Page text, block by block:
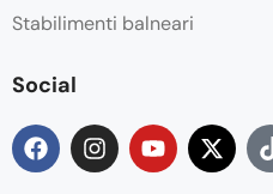
Stabilimenti balneari
Social